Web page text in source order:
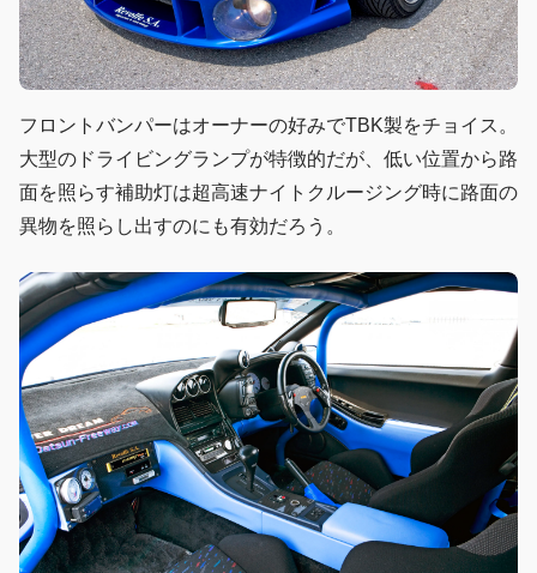
フロントバンパーはオーナーの好みでTBK製をチョイス。
大型のドライビングランプが特徴的だが、低い位置から路
面を照らす補助灯は超高速ナイトクルージング時に路面の
異物を照らし出すのにも有効だろう。